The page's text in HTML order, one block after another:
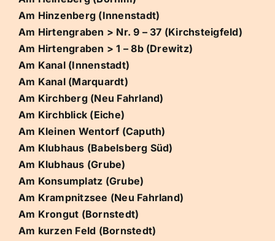
Am Hinzenberg (Innenstadt)
Am Hirtengraben > Nr. 9 – 37 (Kirchsteigfeld)
Am Hirtengraben > 1 – 8b (Drewitz)
Am Kanal (Innenstadt)
Am Kanal (Marquardt)
Am Kirchberg (Neu Fahrland)
Am Kirchblick (Eiche)
Am Kleinen Wentorf (Caputh)
Am Klubhaus (Babelsberg Süd)
Am Klubhaus (Grube)
Am Konsumplatz (Grube)
Am Krampnitzsee (Neu Fahrland)
Am Krongut (Bornstedt)
Am kurzen Feld (Bornstedt)